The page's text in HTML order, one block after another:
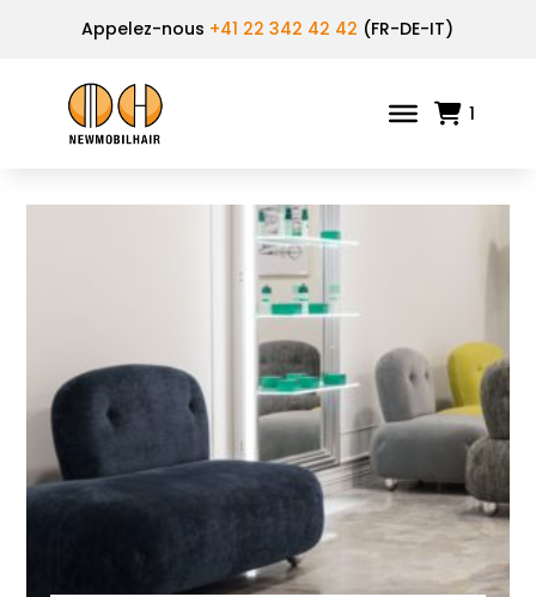
Appelez-nous +41 22 342 42 42 (FR-DE-IT)
1